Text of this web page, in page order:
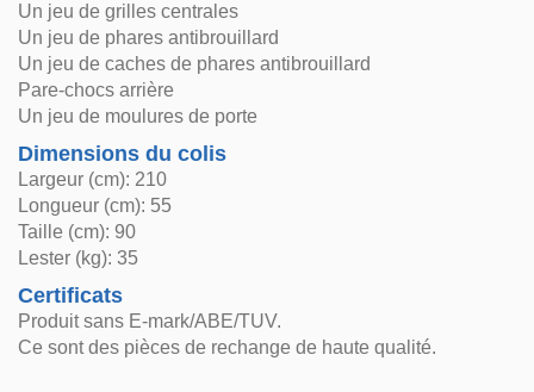
Un jeu de grilles centrales
Un jeu de phares antibrouillard
Un jeu de caches de phares antibrouillard
Pare-chocs arrière
Un jeu de moulures de porte
Dimensions du colis
Largeur (cm): 210
Longueur (cm): 55
Taille (cm): 90
Lester (kg): 35
Certificats
Produit sans E-mark/ABE/TUV.
Ce sont des pièces de rechange de haute qualité.